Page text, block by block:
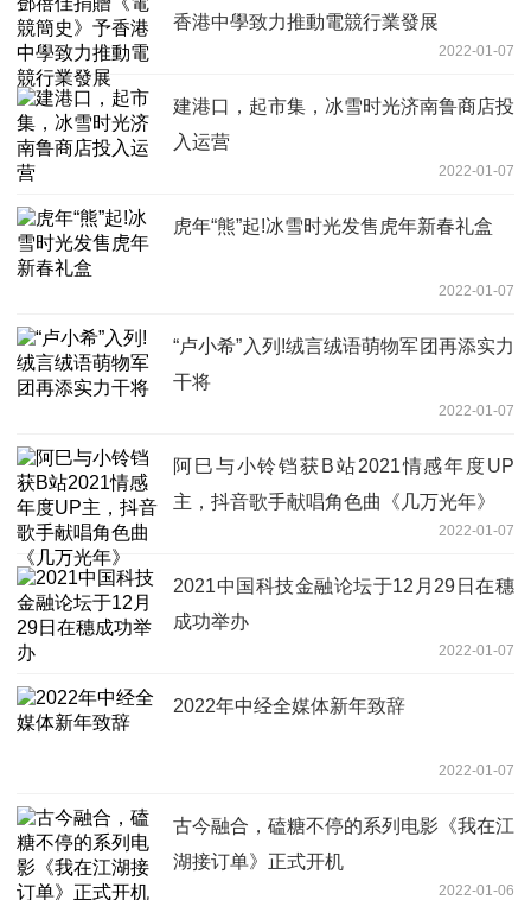
香港中學致力推動電競行業發展
2022-01-07
建港口，起市集，冰雪时光济南鲁商店投
入运营
2022-01-07
虎年“熊”起!冰雪时光发售虎年新春礼盒
2022-01-07
“卢小希”入列!绒言绒语萌物军团再添实力
干将
2022-01-07
阿巳与小铃铛获B站2021情感年度UP
主，抖音歌手献唱角色曲《几万光年》
2022-01-07
2021中国科技金融论坛于12月29日在穗
成功举办
2022-01-07
2022年中经全媒体新年致辞
2022-01-07
古今融合，磕糖不停的系列电影《我在江
湖接订单》正式开机
2022-01-06